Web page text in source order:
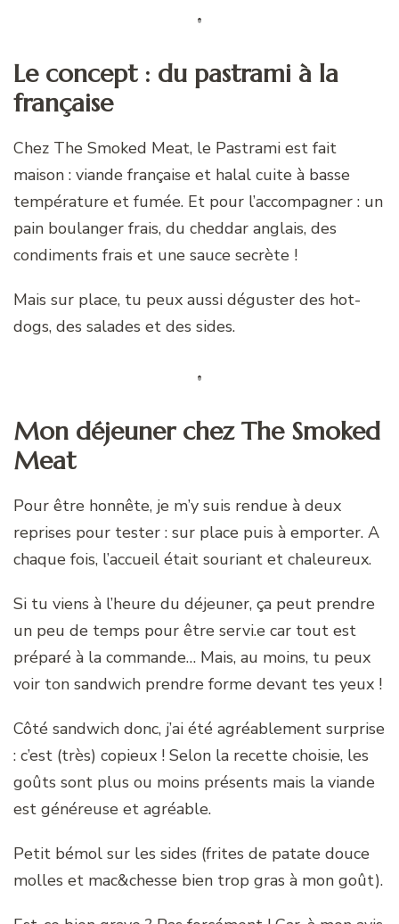
Le concept : du pastrami à la
française
Chez The Smoked Meat, le Pastrami est fait
maison : viande française et halal cuite à basse
température et fumée. Et pour l’accompagner : un
pain boulanger frais, du cheddar anglais, des
condiments frais et une sauce secrète !
Mais sur place, tu peux aussi déguster des hot-
dogs, des salades et des sides.
Mon déjeuner chez The Smoked
Meat
Pour être honnête, je m’y suis rendue à deux
reprises pour tester : sur place puis à emporter. A
chaque fois, l’accueil était souriant et chaleureux.
Si tu viens à l’heure du déjeuner, ça peut prendre
un peu de temps pour être servi.e car tout est
préparé à la commande… Mais, au moins, tu peux
voir ton sandwich prendre forme devant tes yeux !
Côté sandwich donc, j’ai été agréablement surprise
: c’est (très) copieux ! Selon la recette choisie, les
goûts sont plus ou moins présents mais la viande
est généreuse et agréable.
Petit bémol sur les sides (frites de patate douce
molles et mac&chesse bien trop gras à mon goût).